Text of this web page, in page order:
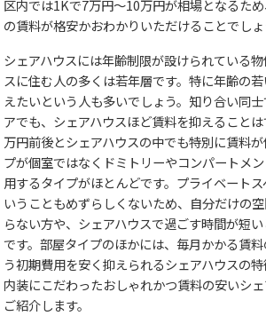
区内では1Kで7万円～10万円が相場となるた
の賃料が格安かおわかりいただけることでしょ
シェアハウスには年齢制限が設けられている
スに住む人の多くは若年層です。特に年齢の
えたいという人も多いでしょう。知り合い同
アでも、シェアハウスほど賃料を抑えること
万円前後とシェアハウスの中でも特別に賃料
プが個室ではなくドミトリーやコンパートメ
用するタイプがほとんどです。プライベート
いうこともめずらしくないため、自分だけの
らない方や、シェアハウスで過ごす時間が短
です。部屋タイプのほかには、毎月かかる賃
う初期費用を安く抑えられるシェアハウスの
内装にこだわったおしゃれかつ賃料の安いシ
ご紹介します。